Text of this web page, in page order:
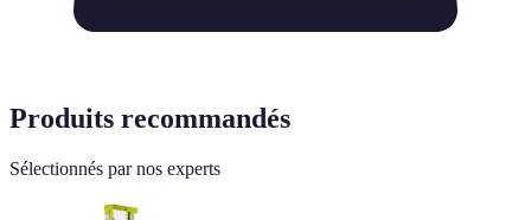
Produits recommandés
Sélectionnés par nos experts